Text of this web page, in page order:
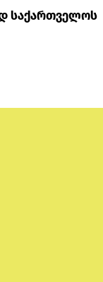
საქართველოს